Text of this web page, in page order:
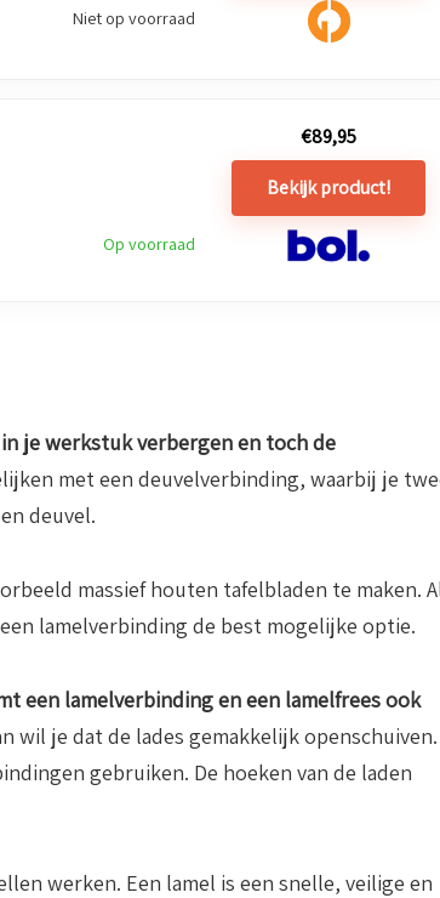
Niet op voorraad
Op voorraad
€89,95
Bekijk product!
je werkstuk verbergen en toch de
met een deuvelverbinding, waarbij je
deuvel.
massief houten tafelbladen te maken.
lamelverbinding de best mogelijke optie.
een lamelverbinding en een lamelfrees ook
wil je dat de lades gemakkelijk openschuiven.
gebruiken. De hoeken van de laden
werken. Een lamel is een snelle, veilige en